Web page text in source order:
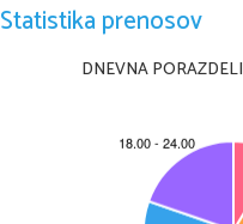
republikanska
prava in
Statistika prenosov
DNEVNA